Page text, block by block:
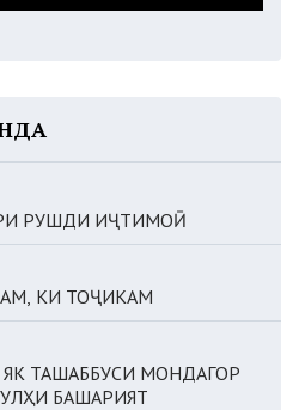
РУШДИ ИҶТИМОӢ
КИ ТОҶИКАМ
ТАШАББУСИ МОНДАГОР
БАШАРИЯТ